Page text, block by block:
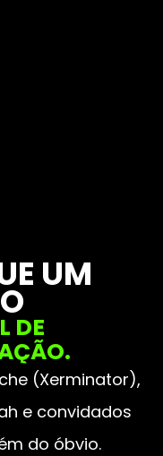
UM
DE
(Xerminator),
e convidados
do óbvio.